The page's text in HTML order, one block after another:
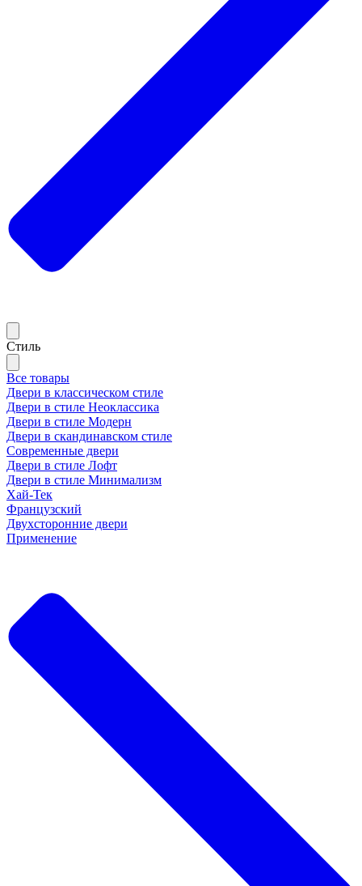
Стиль
Все товары
Двери в классическом стиле
Двери в стиле Неоклассика
Двери в стиле Модерн
Двери в скандинавском стиле
Современные двери
Двери в стиле Лофт
Двери в стиле Минимализм
Хай-Тек
Французский
Двухсторонние двери
Применение